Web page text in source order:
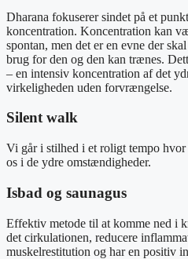
Dharana fokuserer sindet på et
koncentration. Koncentration kan
spontan, men det er en evne der
brug for den og den kan trænes.
– en intensiv koncentration af det
virkeligheden uden forvrængelse.
Silent walk
Vi går i stilhed i et roligt tempo
os i de ydre omstændigheder.
Isbad og saunagus
Effektiv metode til at komme ned i
det cirkulationen, reducere
muskelrestitution og har en positiv